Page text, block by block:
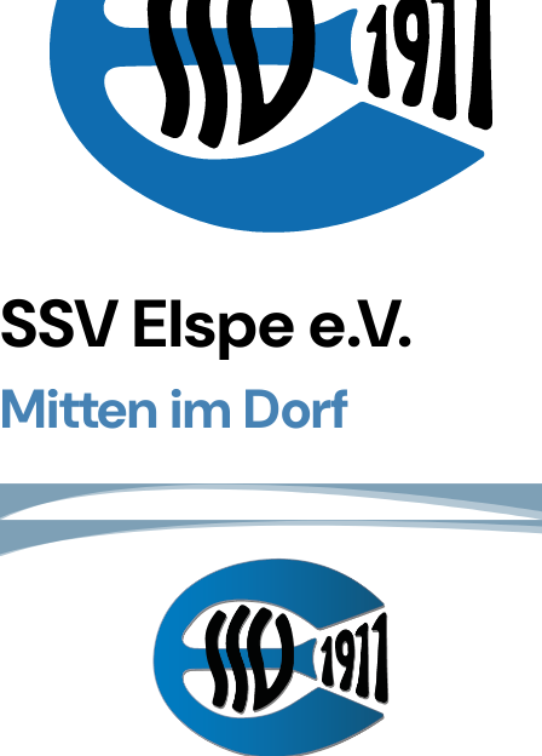
SSV Elspe e.V.
Mitten im Dorf